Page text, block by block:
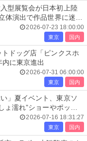
型展覧会が日本初上陸
体演出で作品世界に迷い
2026-07-23 18:00:00
東京 国内
ドッグ店「ピンクスホ
に東京進出
2026-07-31 06:00:00
東京 国内
」夏イベント、東京ソ
ょ濡れ”ショーやポップ
2026-07-16 18:31:27
東京 国内